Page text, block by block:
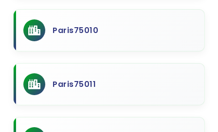
Paris75010
Paris75011